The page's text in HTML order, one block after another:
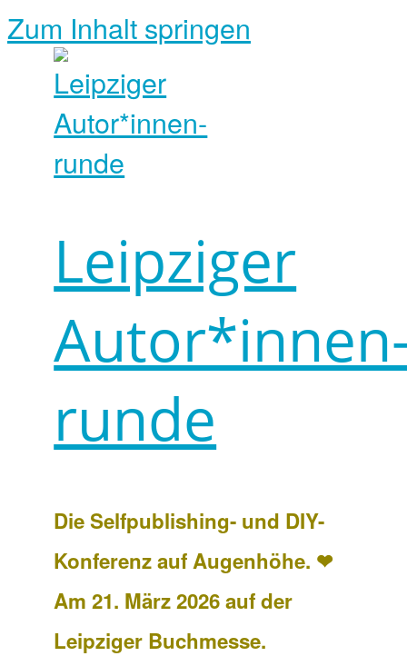
Zum Inhalt springen
Leipziger
runde
Die Selfpublishing- und DIY-
Konferenz auf Augenhöhe. ❤
Am 21. März 2026 auf der
Leipziger Buchmesse.